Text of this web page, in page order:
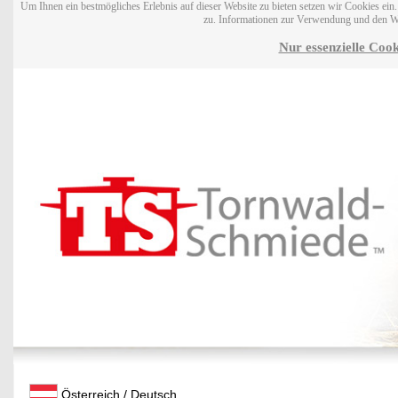
Um Ihnen ein bestmögliches Erlebnis auf dieser Website zu bieten setzen wir Cookies
zu. Informationen zur Verwendung und den
Nur essenzielle
Österreich / Deutsch